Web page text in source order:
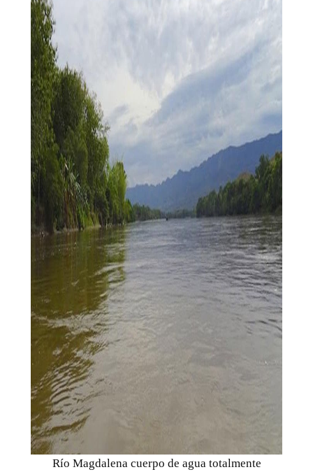
Río Magdalena cuerpo de agua totalmente